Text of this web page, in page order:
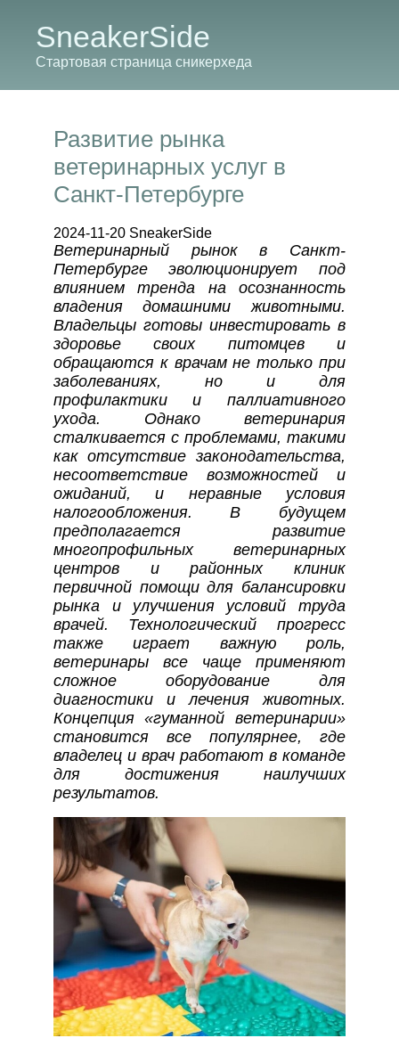
SneakerSide
Стартовая страница сникерхеда
Развитие рынка
ветеринарных услуг в
Санкт-Петербурге
2024-11-20 SneakerSide
Ветеринарный рынок в Санкт-
Петербурге эволюционирует под
влиянием тренда на осознанность
владения домашними животными.
Владельцы готовы инвестировать в
здоровье своих питомцев и
обращаются к врачам не только при
заболеваниях, но и для
профилактики и паллиативного
ухода. Однако ветеринария
сталкивается с проблемами, такими
как отсутствие законодательства,
несоответствие возможностей и
ожиданий, и неравные условия
налогообложения. В будущем
предполагается развитие
многопрофильных ветеринарных
центров и районных клиник
первичной помощи для балансировки
рынка и улучшения условий труда
врачей. Технологический прогресс
также играет важную роль,
ветеринары все чаще применяют
сложное оборудование для
диагностики и лечения животных.
Концепция «гуманной ветеринарии»
становится все популярнее, где
владелец и врач работают в команде
для достижения наилучших
результатов.